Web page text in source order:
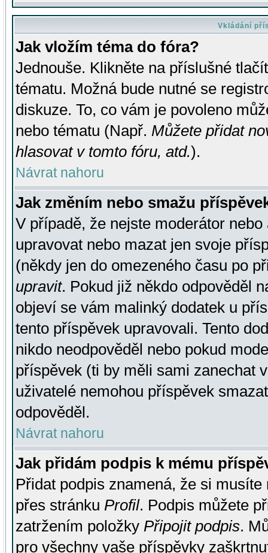
Vkládání
Jak vložím téma do fóra?
Jednouše. Klikněte na příslušné
tématu. Možná bude nutné se
diskuze. To, co vám je povoleno
nebo tématu (Např. Můžete přidat
hlasovat v tomto fóru, atd.).
Návrat nahoru
Jak změním nebo smažu
V případě, že nejste moderátor
upravovat nebo mazat jen svoje
(někdy jen do omezeného času po
upravit. Pokud již někdo odpověděl
objeví se vám malinký dodatek u
tento příspěvek upravovali. Tento
nikdo neodpověděl nebo pokud
příspěvek (ti by měli sami zanechat
uživatelé nemohou příspěvek
odpověděl.
Návrat nahoru
Jak přidám podpis k mému
Přidat podpis znamená, že si
přes stránku Profil. Podpis můžete
zatržením položky Připojit podpis.
pro všechny vaše příspěvky